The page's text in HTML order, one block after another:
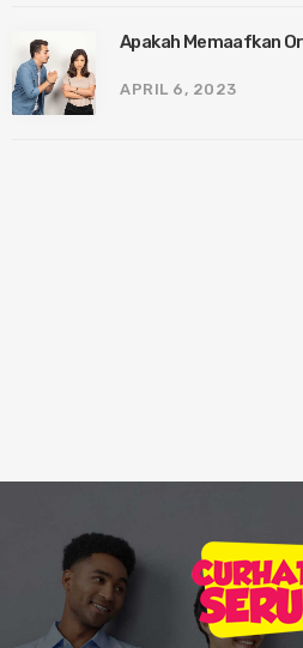
Apakah Memaafkan
APRIL 6, 2023